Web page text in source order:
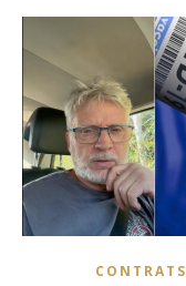
CONTRATS